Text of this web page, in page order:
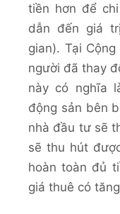
tiền hơn để
dẫn đến giá
gian). Tại
người đã thay
này có nghĩa
động sản bên
nhà đầu tư sẽ
sẽ thu hút
hoàn toàn đủ
giá thuê có